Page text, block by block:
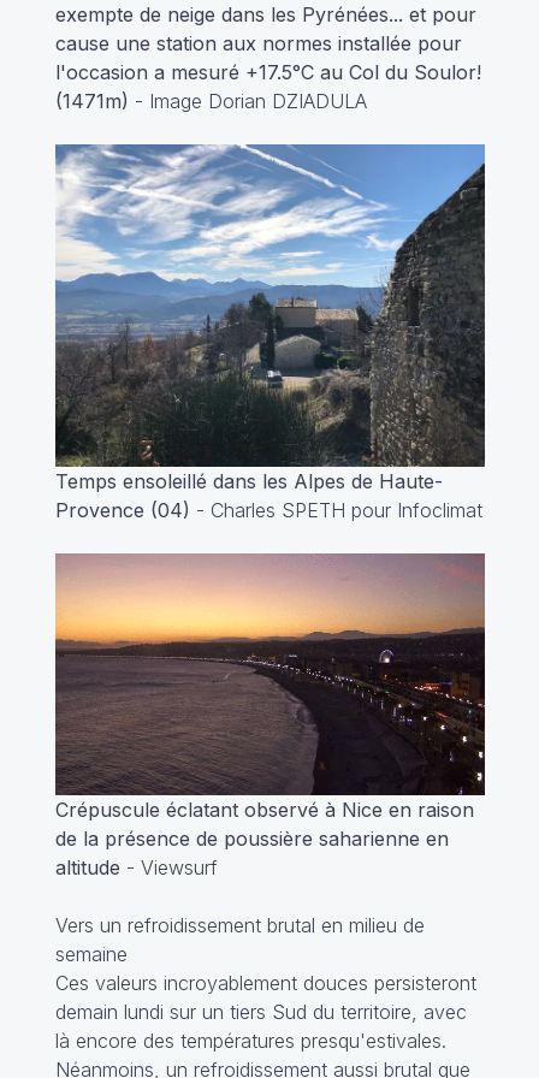
exempte de neige dans les Pyrénées... et pour
cause une station aux normes installée pour
l'occasion a mesuré +17.5°C au Col du Soulor!
(1471m) - Image Dorian DZIADULA
Temps ensoleillé dans les Alpes de Haute-
Provence (04) - Charles SPETH pour Infoclimat
Crépuscule éclatant observé à Nice en raison
de la présence de poussière saharienne en
altitude - Viewsurf
Vers un refroidissement brutal en milieu de
semaine
Ces valeurs incroyablement douces persisteront
demain lundi sur un tiers Sud du territoire, avec
là encore des températures presqu'estivales.
Néanmoins, un refroidissement aussi brutal que